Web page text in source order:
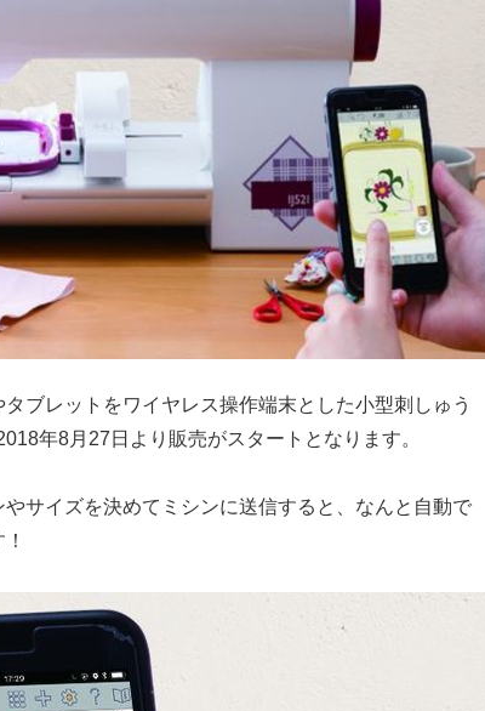
ブレットをワイヤレス操作端末とした小型刺しゅう
年8月27日より販売がスタートとなります。
サイズを決めてミシンに送信すると、なんと自動で